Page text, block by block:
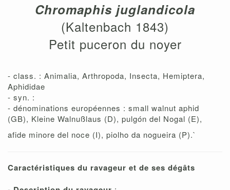
Chromaphis juglandicola
(Kaltenbach 1843)
Petit puceron du noyer
- class. : Animalia, Arthropoda, Insecta, Hemiptera,
Aphididae
- syn. :
- dénominations européennes : small walnut aphid
(GB), Kleine Walnußlaus (D), pulgón del Nogal (E),
afide minore del noce (I), piolho da nogueira (P).`
Caractéristiques du ravageur et de ses dégâts